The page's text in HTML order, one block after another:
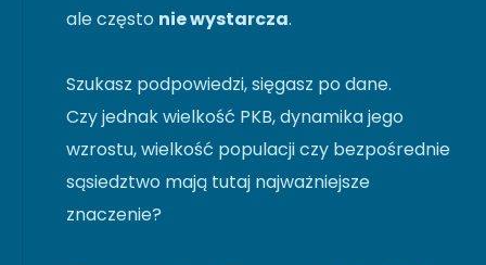
ale często nie wystarcza.
Szukasz podpowiedzi, sięgasz po dane.
Czy jednak wielkość PKB, dynamika jego
wzrostu, wielkość populacji czy bezpośrednie
sąsiedztwo mają tutaj najważniejsze
znaczenie?